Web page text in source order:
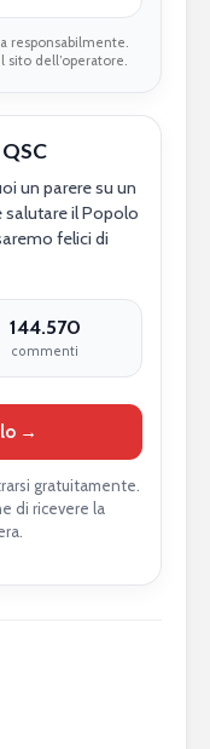
responsabilmente.
dell’operatore.
un parere su un
il Popolo
felici di
144.570
commenti
→
gratuitamente.
di ricevere la